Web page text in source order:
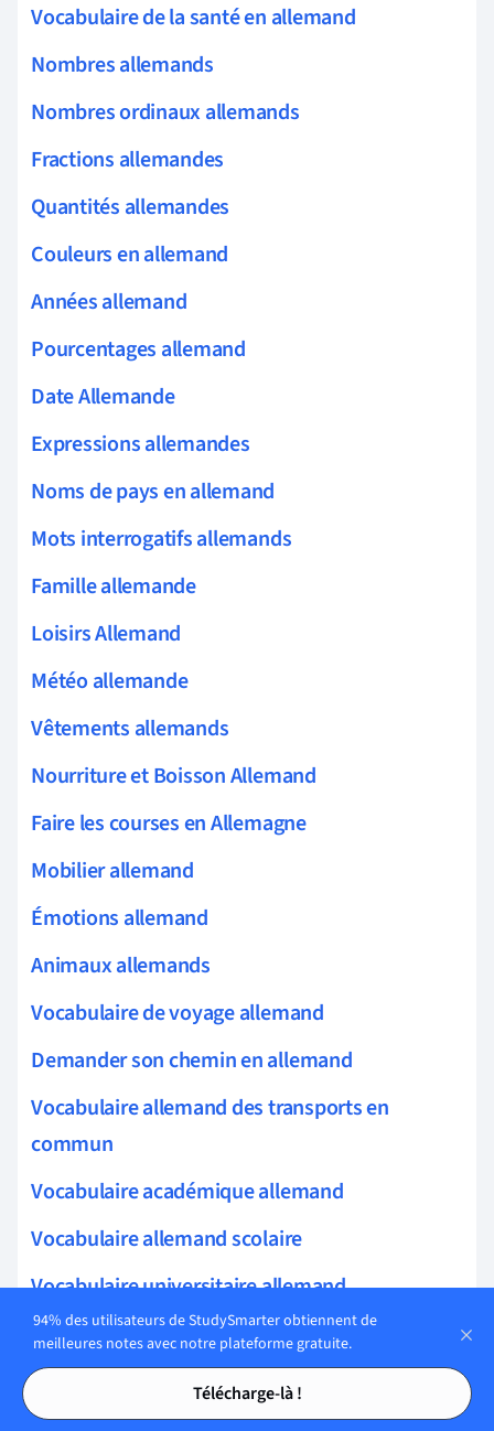
Tables des matières
Tables des matières
Vocabulaire de la santé en allemand
Nombres allemands
Nombres ordinaux allemands
Fractions allemandes
Quantités allemandes
Couleurs en allemand
Années allemand
Pourcentages allemand
Date Allemande
Expressions allemandes
Noms de pays en allemand
Mots interrogatifs allemands
Famille allemande
Loisirs Allemand
Météo allemande
Vêtements allemands
Nourriture et Boisson Allemand
Faire les courses en Allemagne
Mobilier allemand
Émotions allemand
Animaux allemands
Vocabulaire de voyage allemand
Demander son chemin en allemand
Vocabulaire allemand des transports en
commun
Vocabulaire académique allemand
Vocabulaire allemand scolaire
Vocabulaire universitaire allemand
Allemand pour les mathématiques et les
sciences
Allemand pour les Sciences Humaines
94% des utilisateurs de StudySmarter obtiennent de
meilleures notes avec notre plateforme gratuite.
Télécharge-là !